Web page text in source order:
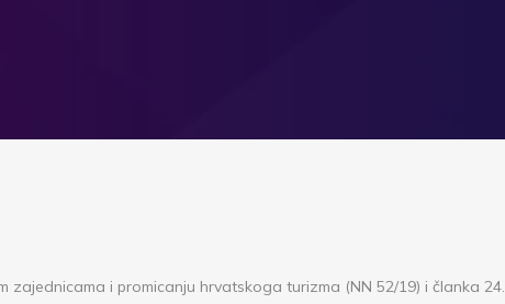
zajednicama i promicanju hrvatskoga turizma (NN 52/19) i članka 24.